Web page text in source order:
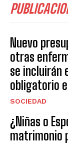
Nuevo
otras
se incluirán
obligatorio
SOCIEDAD
¿Niñas o
matrimonio